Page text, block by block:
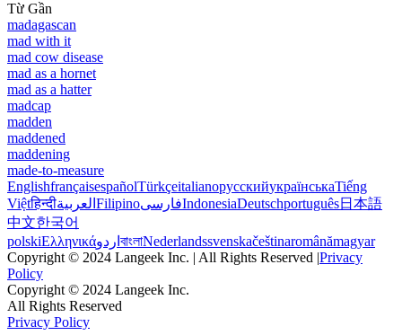
Từ Gần
madagascan
mad with it
mad cow disease
mad as a hornet
mad as a hatter
madcap
madden
maddened
maddening
made-to-measure
EnglishfrançaisespañolTürkçeitalianoрусскийукраїнськаTiếng
Việtहिन्दीالعربية FilipinoفارسیIndonesiaDeutschportuguês日本語
中文한국어
polskiΕλληνικάاردو বাংলাNederlandssvenskačeštinaromânămagyar
Copyright © 2024 Langeek Inc. | All Rights Reserved |Privacy
Policy
Copyright © 2024 Langeek Inc.
All Rights Reserved
Privacy Policy